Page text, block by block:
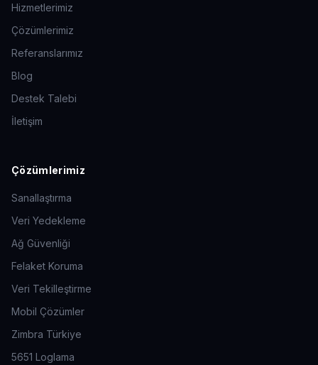
Hizmetlerimiz
Çözümlerimiz
Referanslarımız
Blog
Destek Talebi
İletişim
Çözümlerimiz
Sanallaştırma
Veri Yedekleme
Ağ Güvenliği
Felaket Koruma
Veri Tekilleştirme
Mobil Çözümler
Zimbra Türkiye
5651 Loglama